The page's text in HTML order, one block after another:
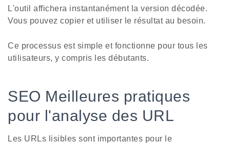
L'outil affichera instantanément la version décodée.
Vous pouvez copier et utiliser le résultat au besoin.
Ce processus est simple et fonctionne pour tous les
utilisateurs, y compris les débutants.
SEO Meilleures pratiques
pour l'analyse des URL
Les URLs lisibles sont importantes pour le